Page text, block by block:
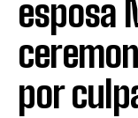
esposa
por